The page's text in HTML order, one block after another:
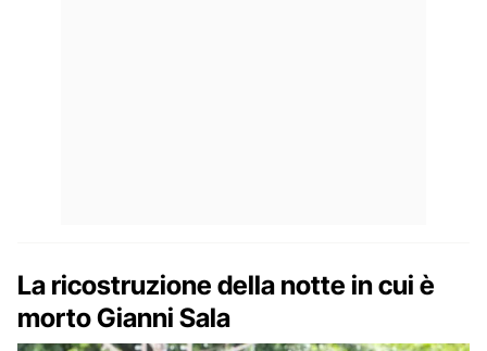
La ricostruzione della notte in cui è
morto Gianni Sala